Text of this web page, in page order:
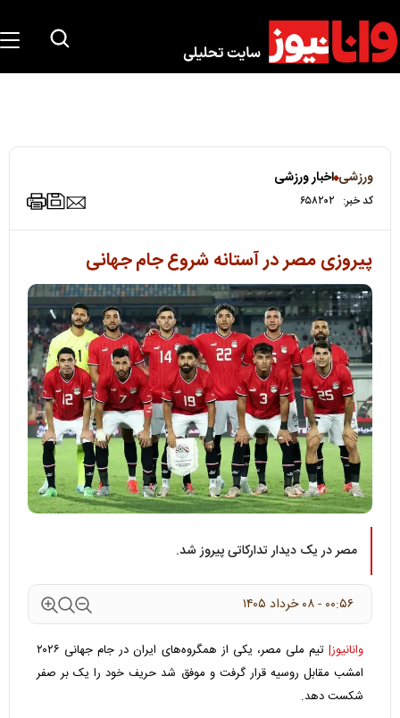
ورزشی اخبار ورزشی
کد خبر: ۶۵۸۲۰۲
پیروزی مصر در آستانه شروع جام جهانی
مصر در یک دیدار تدارکاتی پیروز شد.
۰۰:۵۶ - ۰۸ خرداد ۱۴۰۵
وانانیوز|
تیم ملی مصر، یکی از همگروه‌های ایران در جام جهانی ۲۰۲۶
امشب مقابل روسیه قرار گرفت و موفق شد حریف خود را یک بر صفر
شکست دهد.